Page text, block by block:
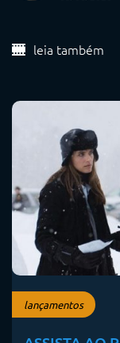
leia também
lançamentos